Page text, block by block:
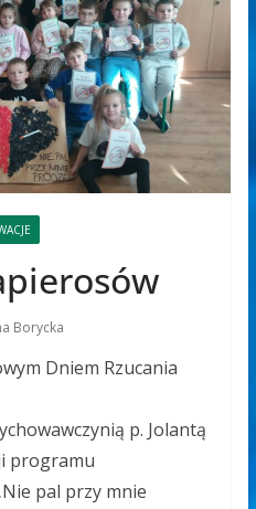
Borycka
Dniem Rzucania
p. Jolantą
programu
pal przy mnie